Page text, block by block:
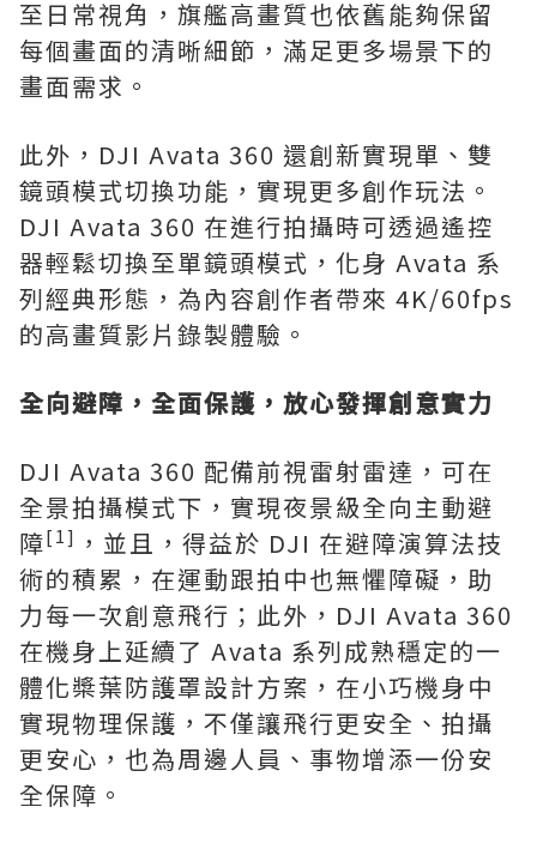
至日常視角，旗艦高畫質也依舊能夠保留
每個畫面的清晰細節，滿足更多場景下的
畫面需求。
此外，DJI Avata 360 還創新實現單、雙
鏡頭模式切換功能，實現更多創作玩法。
DJI Avata 360 在進行拍攝時可透過遙控
器輕鬆切換至單鏡頭模式，化身 Avata 系
列經典形態，為內容創作者帶來 4K/60fps
的高畫質影片錄製體驗。
全向避障，全面保護，放心發揮創意實力
DJI Avata 360 配備前視雷射雷達，可在
全景拍攝模式下，實現夜景級全向主動避
障[1] ，並且，得益於 DJI 在避障演算法技
術的積累，在運動跟拍中也無懼障礙，助
力每一次創意飛行；此外，DJI Avata 360
在機身上延續了 Avata 系列成熟穩定的一
體化槳葉防護罩設計方案，在小巧機身中
實現物理保護，不僅讓飛行更安全、拍攝
更安心，也為周邊人員、事物增添一份安
全保障。